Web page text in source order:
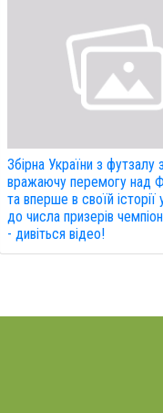
Збірна України з футзалу
вражаючу перемогу над
та вперше в своїй історії
до числа призерів
- дивіться відео!